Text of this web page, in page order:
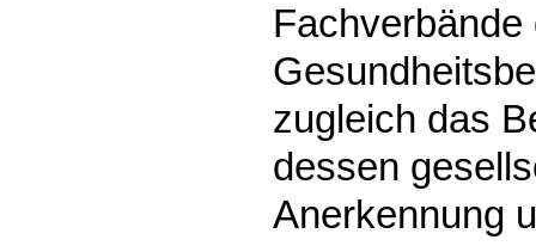
Fachverbände
zugleich das
dessen
Anerkennung